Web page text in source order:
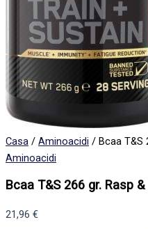
Casa / Aminoacidi / Bcaa T&S
Aminoacidi
Bcaa T&S 266 gr. Rasp
21,96 €